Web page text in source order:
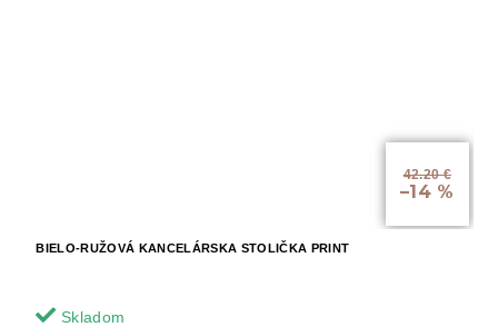
42.20 €
–14 %
BIELO-RUŽOVÁ KANCELÁRSKA STOLIČKA PRINT
Skladom